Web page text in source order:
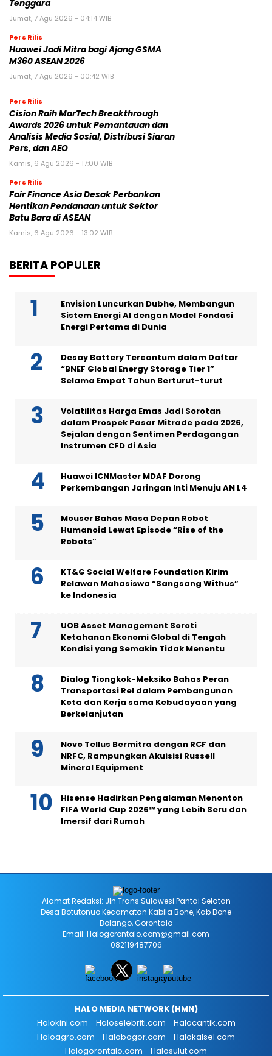
Tenggara
Jumat, 7 Agu 2026 - 04:14 WIB
Pers Rilis
Huawei Jadi Mitra bagi Ajang GSMA
M360 ASEAN 2026
Jumat, 7 Agu 2026 - 00:42 WIB
Pers Rilis
Cision Raih MarTech Breakthrough
Awards 2026 untuk Pemantauan dan
Analisis Media Sosial, Distribusi Siaran
Pers, dan AEO
Kamis, 6 Agu 2026 - 17:00 WIB
Pers Rilis
Fair Finance Asia Desak Perbankan
Hentikan Pendanaan untuk Sektor
Batu Bara di ASEAN
Kamis, 6 Agu 2026 - 13:02 WIB
BERITA POPULER
Envision Luncurkan Dubhe, Membangun
Sistem Energi AI dengan Model Fondasi
Energi Pertama di Dunia
Desay Battery Tercantum dalam Daftar
“BNEF Global Energy Storage Tier 1”
Selama Empat Tahun Berturut-turut
Volatilitas Harga Emas Jadi Sorotan
dalam Prospek Pasar Mitrade pada 2026,
Sejalan dengan Sentimen Perdagangan
Instrumen CFD di Asia
Huawei ICNMaster MDAF Dorong
Perkembangan Jaringan Inti Menuju AN L4
Mouser Bahas Masa Depan Robot
Humanoid Lewat Episode “Rise of the
Robots”
KT&G Social Welfare Foundation Kirim
Relawan Mahasiswa “Sangsang Withus”
ke Indonesia
UOB Asset Management Soroti
Ketahanan Ekonomi Global di Tengah
Kondisi yang Semakin Tidak Menentu
Dialog Tiongkok-Meksiko Bahas Peran
Transportasi Rel dalam Pembangunan
Kota dan Kerja sama Kebudayaan yang
Berkelanjutan
Novo Tellus Bermitra dengan RCF dan
NRFC, Rampungkan Akuisisi Russell
Mineral Equipment
Hisense Hadirkan Pengalaman Menonton
FIFA World Cup 2026™ yang Lebih Seru dan
Imersif dari Rumah
Alamat Redaksi: Jln Trans Sulawesi Pantai Selatan
Desa Botutonuo Kecamatan Kabila Bone, Kab Bone
Bolango, Gorontalo
Email: Halogorontalo.com@gmail.com
082119487706
HALO MEDIA NETWORK (HMN)
Halokini.com
Haloselebriti.com
Halocantik.com
Haloagro.com
Halobogor.com
Halokalsel.com
Halogorontalo.com
Halosulut.com